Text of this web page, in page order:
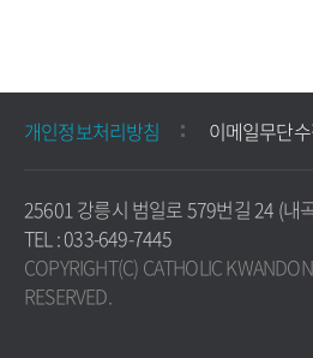
개인정보처리방침 이메일무단
25601 강릉시 범일로 579번길 24 (내
TEL : 033-649-7445
COPYRIGHT(C) CATHOLIC
RESERVED.